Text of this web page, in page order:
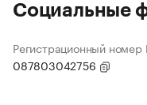
Социальные
Регистрационный
087803042756